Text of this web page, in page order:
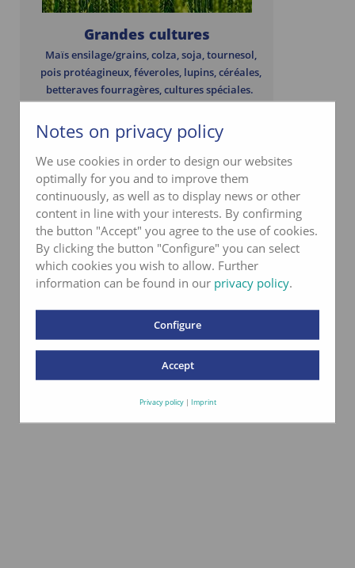
Grandes cultures
Maïs ensilage/grains, colza, soja, tournesol,
pois protéagineux, féveroles, lupins, céréales,
betteraves fourragères, cultures spéciales.
en savoir de plus
Notes on privacy policy
We use cookies in order to design our websites
optimally for you and to improve them
continuously, as well as to display news or other
content in line with your interests. By confirming
the button "Accept" you agree to the use of cookies.
By clicking the button "Configure" you can select
which cookies you wish to allow. Further
information can be found in our privacy policy.
Configure
Accept
Privacy policy| Imprint